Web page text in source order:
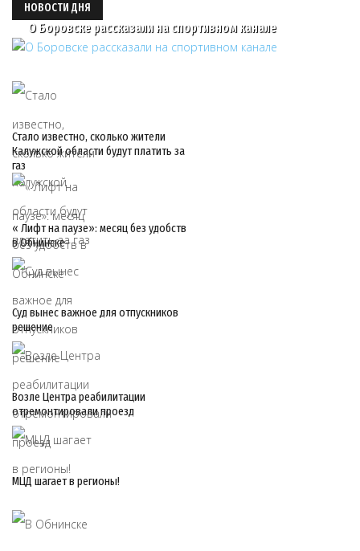
НОВОСТИ ДНЯ
О Боровске рассказали на спортивном канале
Стало известно, сколько жители
Калужской области будут платить за
газ
« Лифт на паузе»: месяц без удобств
в Обнинске
Суд вынес важное для отпускников
решение
Возле Центра реабилитации
отремонтировали проезд
МЦД шагает в регионы!